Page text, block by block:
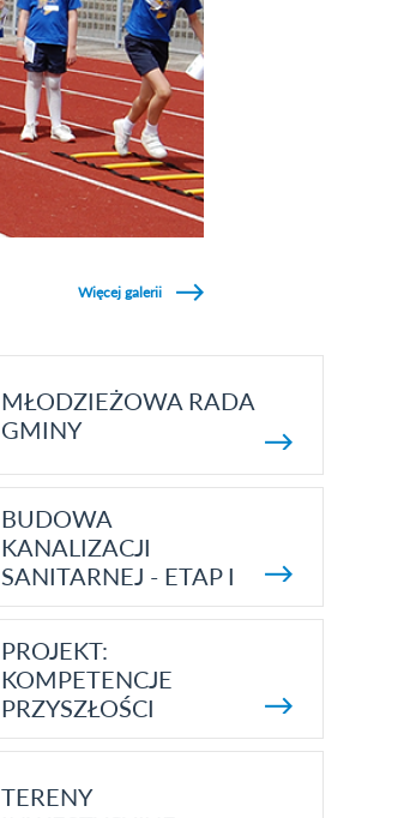
Więcej galerii
MŁODZIEŻOWA RADA
GMINY
BUDOWA
KANALIZACJI
SANITARNEJ - ETAP I
PROJEKT:
KOMPETENCJE
PRZYSZŁOŚCI
TERENY